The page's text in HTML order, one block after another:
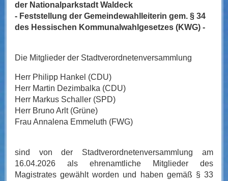
der Nationalparkstadt Waldeck
- Feststellung der Gemeindewahlleiterin gem. § 34
des Hessischen Kommunalwahlgesetzes (KWG) -
Die Mitglieder der Stadtverordnetenversammlung
Herr Philipp Hankel (CDU)
Herr Martin Dezimbalka (CDU)
Herr Markus Schaller (SPD)
Herr Bruno Arlt (Grüne)
Frau Annalena Emmeluth (FWG)
sind von der Stadtverordnetenversammlung am
16.04.2026 als ehrenamtliche Mitglieder des
Magistrates gewählt worden und haben gemäß § 33